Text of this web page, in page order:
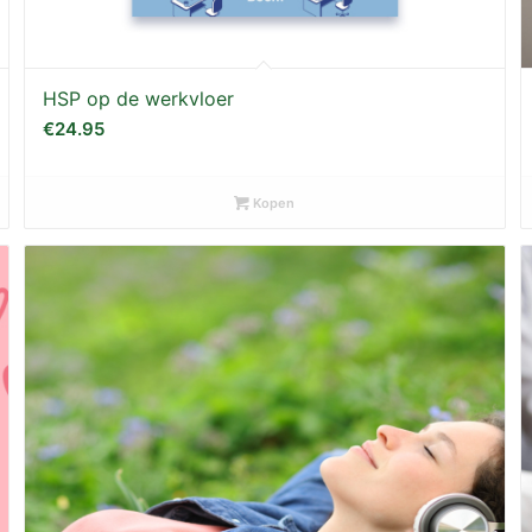
HSP op de werkvloer
€24.95
Kopen